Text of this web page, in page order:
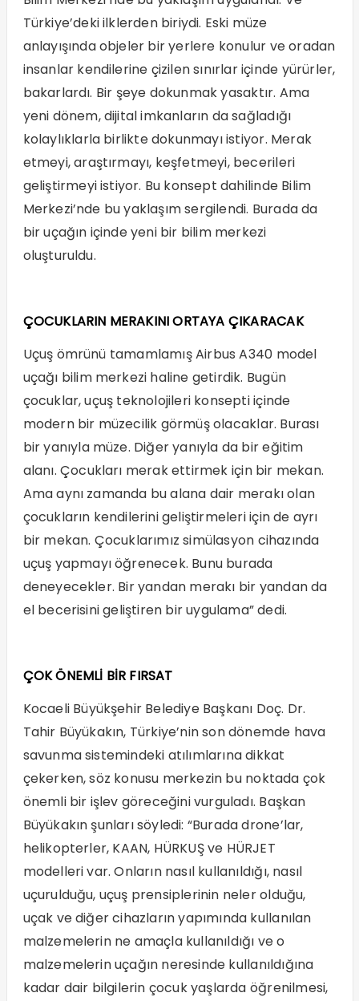
Türkiye’deki ilklerden biriydi. Eski müze
anlayışında objeler bir yerlere konulur ve oradan
insanlar kendilerine çizilen sınırlar içinde yürürler,
bakarlardı. Bir şeye dokunmak yasaktır. Ama
yeni dönem, dijital imkanların da sağladığı
kolaylıklarla birlikte dokunmayı istiyor. Merak
etmeyi, araştırmayı, keşfetmeyi, becerileri
geliştirmeyi istiyor. Bu konsept dahilinde Bilim
Merkezi’nde bu yaklaşım sergilendi. Burada da
bir uçağın içinde yeni bir bilim merkezi
oluşturuldu.
ÇOCUKLARIN MERAKINI ORTAYA ÇIKARACAK
Uçuş ömrünü tamamlamış Airbus A340 model
uçağı bilim merkezi haline getirdik. Bugün
çocuklar, uçuş teknolojileri konsepti içinde
modern bir müzecilik görmüş olacaklar. Burası
bir yanıyla müze. Diğer yanıyla da bir eğitim
alanı. Çocukları merak ettirmek için bir mekan.
Ama aynı zamanda bu alana dair merakı olan
çocukların kendilerini geliştirmeleri için de ayrı
bir mekan. Çocuklarımız simülasyon cihazında
uçuş yapmayı öğrenecek. Bunu burada
deneyecekler. Bir yandan merakı bir yandan da
el becerisini geliştiren bir uygulama” dedi.
ÇOK ÖNEMLİ BİR FIRSAT
Kocaeli Büyükşehir Belediye Başkanı Doç. Dr.
Tahir Büyükakın, Türkiye’nin son dönemde hava
savunma sistemindeki atılımlarına dikkat
çekerken, söz konusu merkezin bu noktada çok
önemli bir işlev göreceğini vurguladı. Başkan
Büyükakın şunları söyledi: “Burada drone’lar,
helikopterler, KAAN, HÜRKUŞ ve HÜRJET
modelleri var. Onların nasıl kullanıldığı, nasıl
uçurulduğu, uçuş prensiplerinin neler olduğu,
uçak ve diğer cihazların yapımında kullanılan
malzemelerin ne amaçla kullanıldığı ve o
malzemelerin uçağın neresinde kullanıldığına
kadar dair bilgilerin çocuk yaşlarda öğrenilmesi,